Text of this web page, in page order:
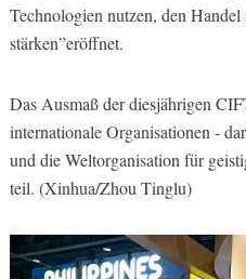
Technologien nutzen, den
stärken”eröffnet.
Das Ausmaß der diesjährigen
internationale Organisationen -
und die Weltorganisation für
teil. (Xinhua/Zhou Tinglu)